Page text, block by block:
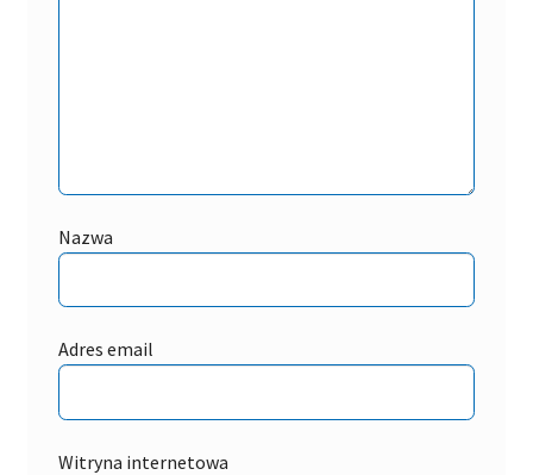
Nazwa
Adres email
Witryna internetowa